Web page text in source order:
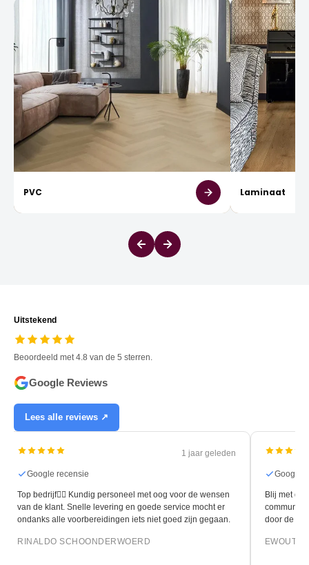
PVC Laminaat
Uitstekend
Beoordeeld met 4.8 van de 5 sterren.
Google Reviews
Lees alle reviews ↗
1 jaar geleden
Google recensie
Top bedrijf👍🏻 Kundig personeel met oog voor de wensen
van de klant. Snelle levering en goede service mocht er
ondanks alle voorbereidingen iets niet goed zijn gegaan.
RINALDO SCHOONDERWOERD
Google
Blij met de
door de
EWOUT